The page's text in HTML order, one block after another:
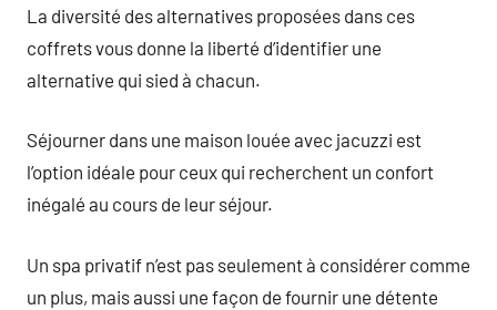
La diversité des alternatives proposées dans ces
coffrets vous donne la liberté d’identifier une
alternative qui sied à chacun.
Séjourner dans une maison louée avec jacuzzi est
l’option idéale pour ceux qui recherchent un confort
inégalé au cours de leur séjour.
Un spa privatif n’est pas seulement à considérer comme
un plus, mais aussi une façon de fournir une détente